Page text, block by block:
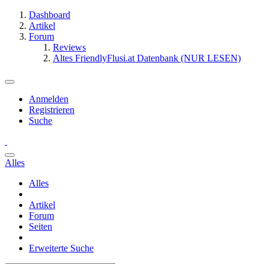
Dashboard
Artikel
Forum
Reviews
Altes FriendlyFlusi.at Datenbank (NUR LESEN)
Anmelden
Registrieren
Suche
Alles
Alles
Artikel
Forum
Seiten
Erweiterte Suche